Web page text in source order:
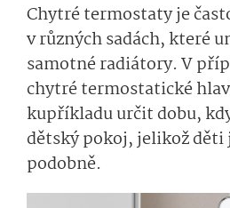
Chytré termostaty je
v různých sadách, které
samotné radiátory. V
chytré termostatické
kupříkladu určit dobu,
dětský pokoj, jelikož děti
podobně.